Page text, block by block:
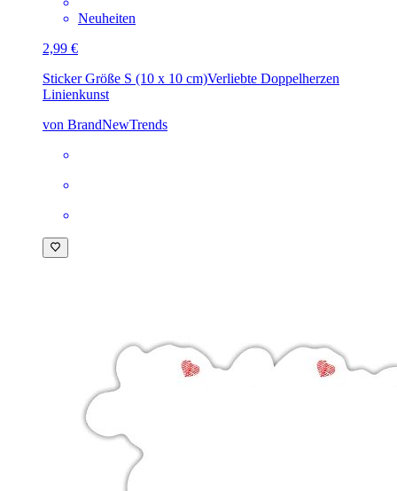
Neuheiten
2,99 €
Sticker Größe S (10 x 10 cm)Verliebte Doppelherzen
Linienkunst
von BrandNewTrends